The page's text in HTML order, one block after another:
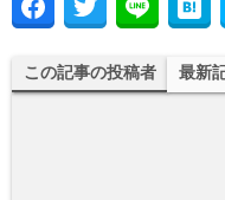
この記事の投稿者 最新